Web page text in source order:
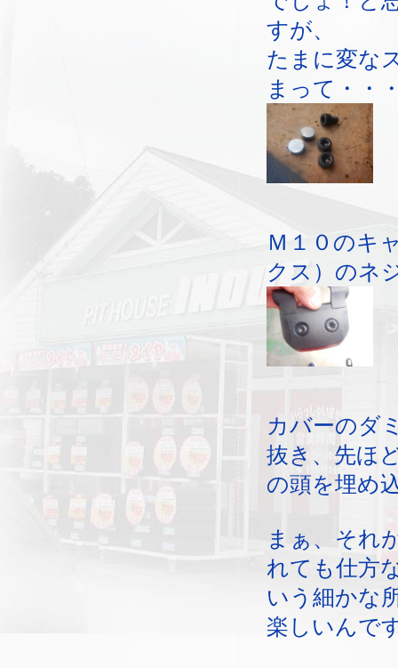
すが、
たまに変な
まって・・
Ｍ１０のキ
クス）のネ
カバーのダ
抜き、先ほ
の頭を埋め
まぁ、それ
れても仕方
いう細かな
楽しいんで